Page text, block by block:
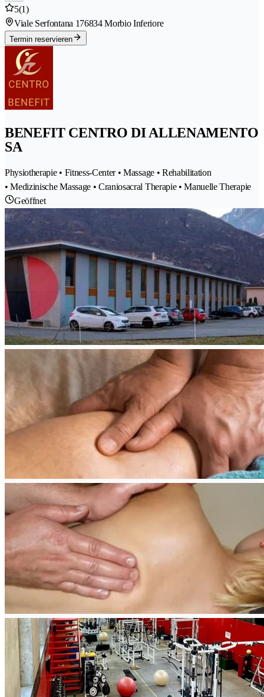
5(1)
Viale Serfontana 176834 Morbio Inferiore
Termin reservieren
BENEFIT CENTRO DI ALLENAMENTO
SA
Physiotherapie • Fitness-Center • Massage • Rehabilitation
• Medizinische Massage • Craniosacral Therapie • Manuelle Therapie
Geöffnet